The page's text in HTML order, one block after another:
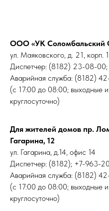
ООО «УК Соломбальский
ул. Маяковского, д. 21, корп. 1
Диспетчер: (8182) 23-08-
Аварийная служба: (8182)
(с 17:00 до 08:00; выходные
круглосуточно)
Для жителей домов пр.
Гагарина, 12
ул. Гагарина, д.14, офис 14
Диспетчер: (8182); +7-963-
Аварийная служба: (8182)
(с 17:00 до 08:00; выходные
круглосуточно)